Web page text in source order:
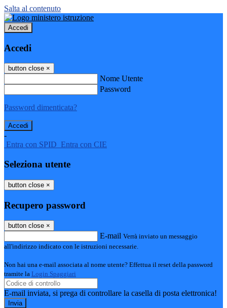
Salta al contenuto
Accedi
Accedi
button close ×
Nome Utente
Password
Password dimenticata?
-
Entra con SPID Entra con CIE
Seleziona utente
button close ×
Recupero password
button close ×
E-mail Verrà inviato un messaggio
all'indirizzo indicato con le istruzioni necessarie.
Non hai una e-mail associata al nome utente? Effettua il reset della password
tramite la Login Spaggiari
E-mail inviata, si prega di controllare la casella di posta elettronica!